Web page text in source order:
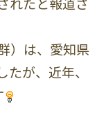
）は、愛知県
が、近年、